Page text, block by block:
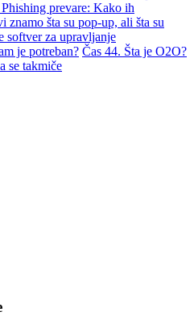
prevare: Kako ih
znamo šta su pop-up, ali šta su
softver za upravljanje
je potreban? Čas 44. Šta je O2O?
se takmiče